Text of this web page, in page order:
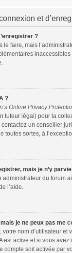
et
?
le faire, mais
?
Online Privacy
tuteur légal) pour la
contactez un conseiller
toutes sortes, à
mais je n’y
administrateur du
l’aide.
je ne peux pas me
votre nom d’utilisateur et
est active et si vous
compte soit activée par